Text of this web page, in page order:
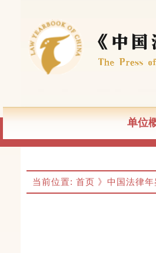
单位
当前位置: 首页 》中国法律年